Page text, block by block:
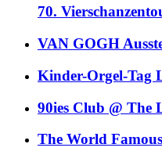
70.
VAN GOGH
Kinder-Orgel-Tag
90ies Club @ The
The World